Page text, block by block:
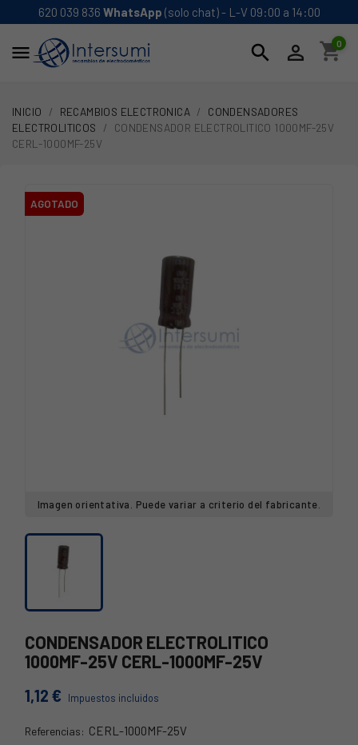
620 039 836 WhatsApp (solo chat) - L-V 09:00 a 14:00
 search  shopping_cart
0
INICIO RECAMBIOS ELECTRONICA
CONDENSADORES
ELECTROLITICOS
CONDENSADOR ELECTROLITICO 1000MF-25V
CERL-1000MF-25V
AGOTADO
Imagen orientativa. Puede variar a criterio del fabricante.
CONDENSADOR ELECTROLITICO
1000MF-25V CERL-1000MF-25V
1,12 € Impuestos incluidos
Referencias: CERL-1000MF-25V
CERL-1000MF-2